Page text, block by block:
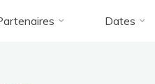
Dates